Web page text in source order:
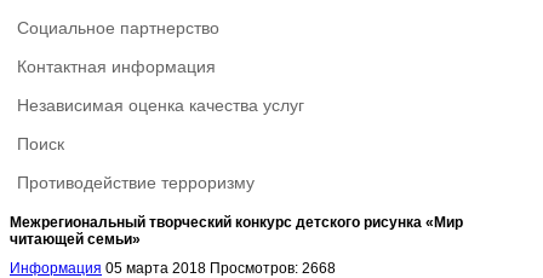
Социальное партнерство
Контактная информация
Независимая оценка качества услуг
Поиск
Противодействие терроризму
Межрегиональный творческий конкурс детского рисунка «Мир
читающей семьи»
Информация 05 марта 2018 Просмотров: 2668